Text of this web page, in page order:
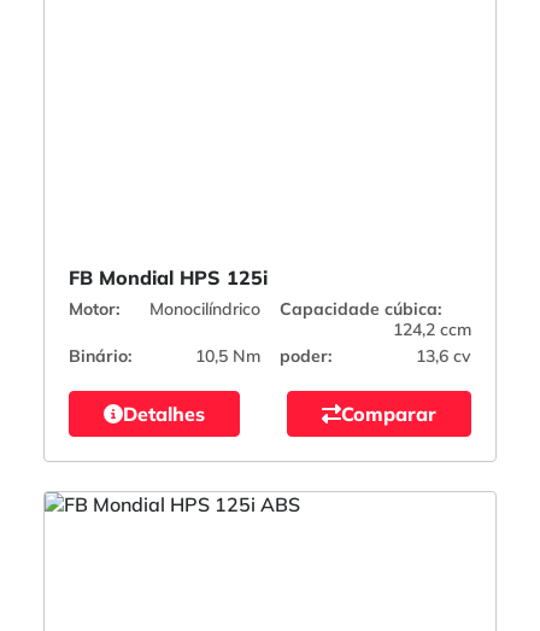
FB Mondial HPS 125i
Motor: Monocilíndrico
Capacidade cúbica:
124,2 ccm
Binário:
10,5 Nm poder: 13,6 cv
Detalhes Comparar